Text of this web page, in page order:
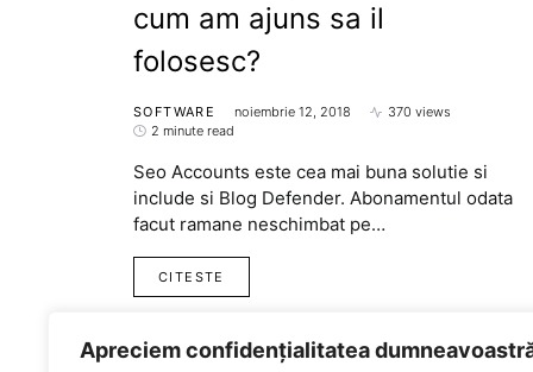
Apreciem confidențialitatea
cum am ajuns sa il
folosesc?
SOFTWARE noiembrie 12, 2018
370 views
2 minute read
Seo Accounts este cea mai buna solutie si
include si Blog Defender. Abonamentul odata
facut ramane neschimbat pe…
CITESTE